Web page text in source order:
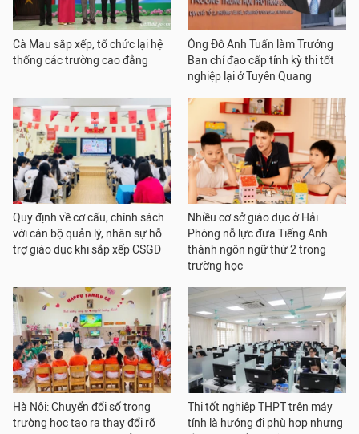
Cà Mau sắp xếp, tổ chức lại hệ
thống các trường cao đẳng
Ông Đỗ Anh Tuấn làm Trưởng
Ban chỉ đạo cấp tỉnh kỳ thi tốt
nghiệp lại ở Tuyên Quang
Quy định về cơ cấu, chính sách
với cán bộ quản lý, nhân sự hỗ
trợ giáo dục khi sắp xếp CSGD
Nhiều cơ sở giáo dục ở Hải
Phòng nỗ lực đưa Tiếng Anh
thành ngôn ngữ thứ 2 trong
trường học
Hà Nội: Chuyển đổi số trong
trường học tạo ra thay đổi rõ
Thi tốt nghiệp THPT trên máy
tính là hướng đi phù hợp nhưng